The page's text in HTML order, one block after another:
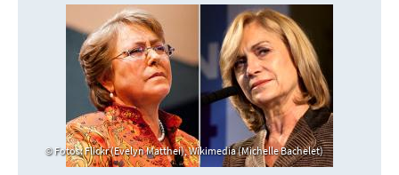
Fotos: Flickr (Evelyn Matthei), Wikimedia (Michelle Bachelet)